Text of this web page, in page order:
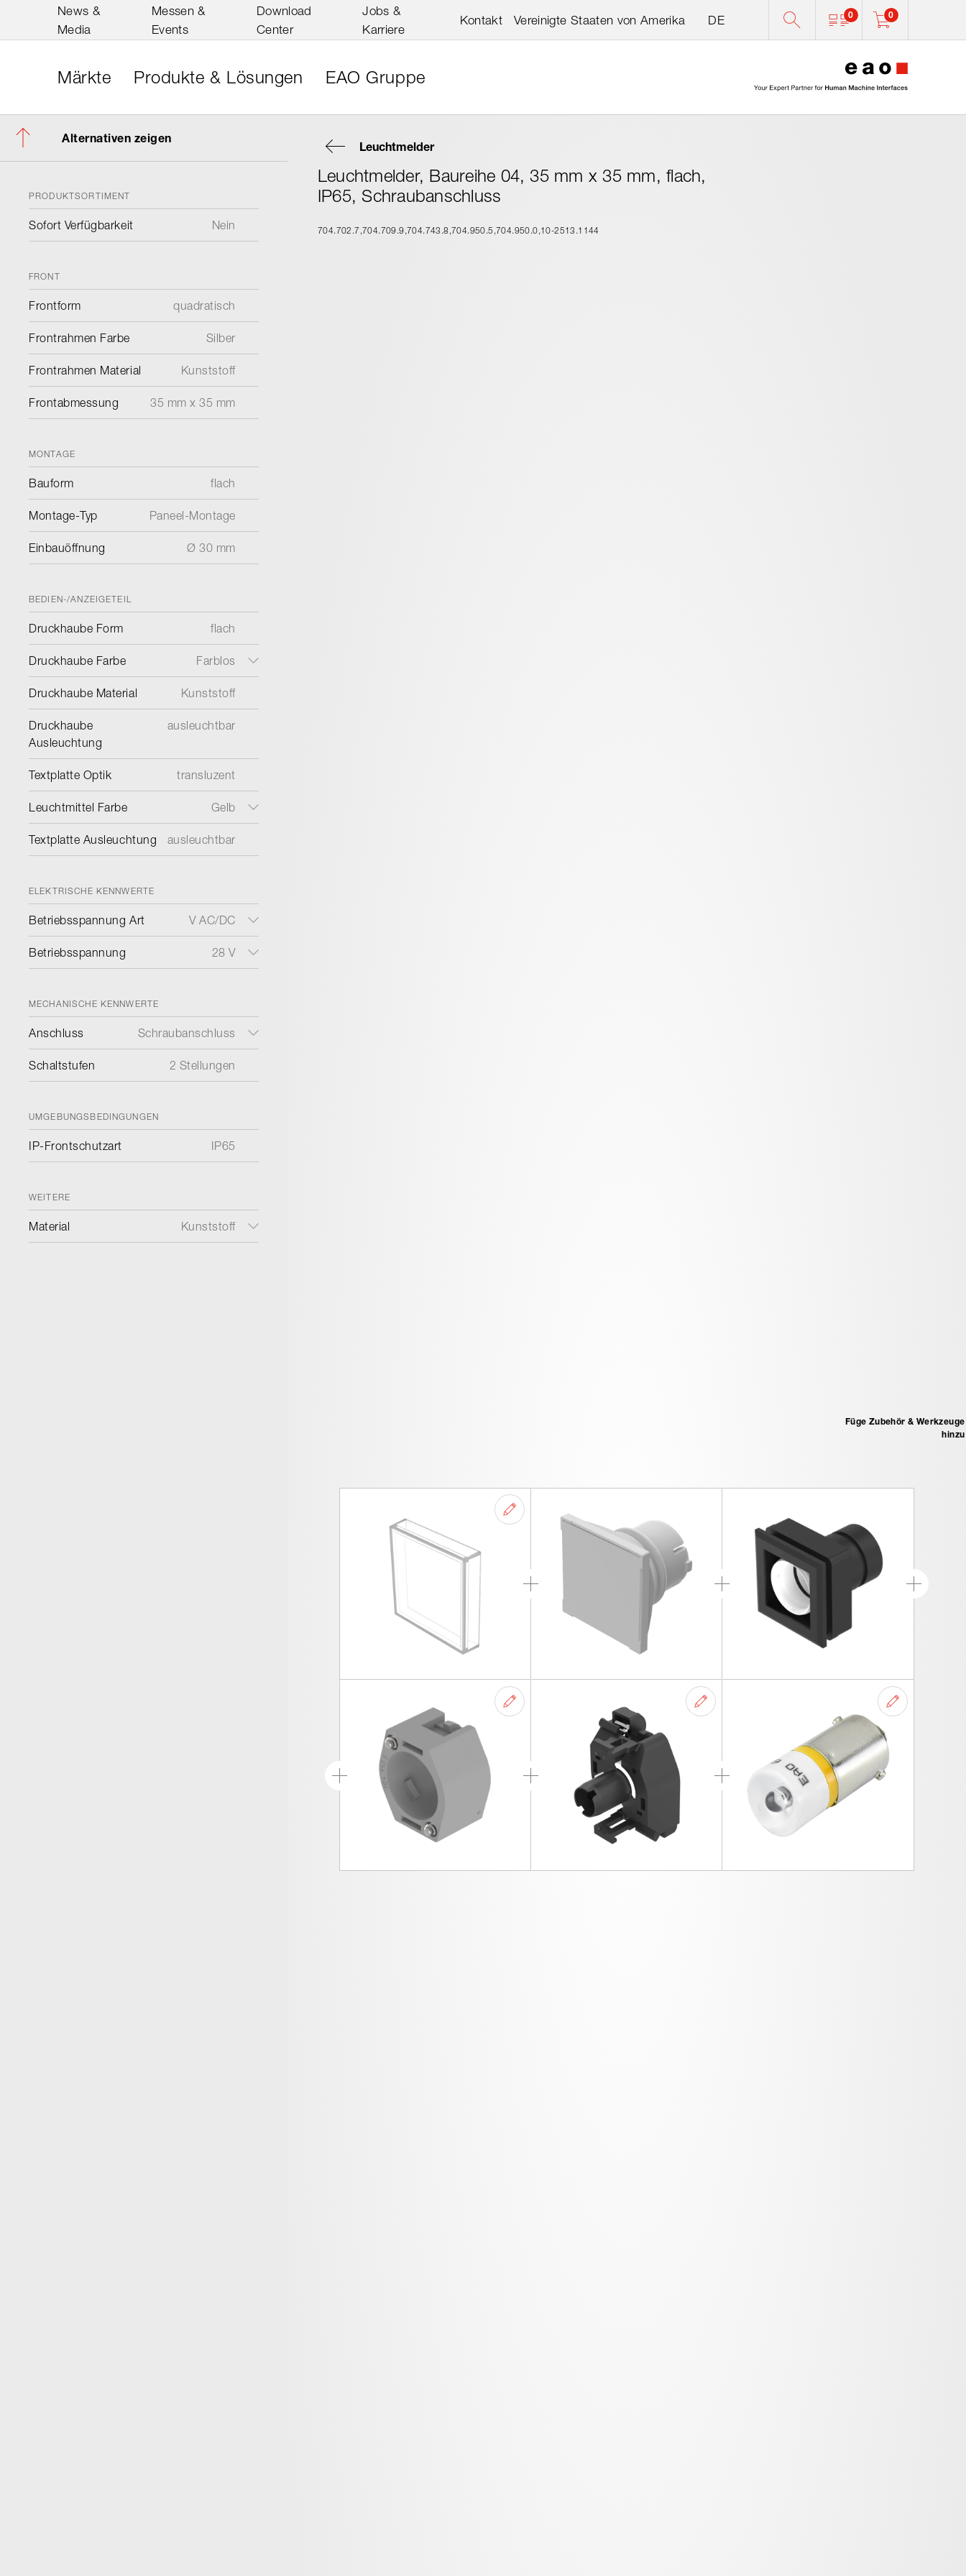
News &
Media
Messen &
Events
Download
Center
Jobs &
Karriere
Kontakt Vereinigte Staaten von Amerika DE 0 0
Märkte Produkte & Lösungen EAO Gruppe
Alternativen zeigen
PRODUKTSORTIMENT
Sofort Verfügbarkeit Nein
FRONT
Frontform quadratisch
Frontrahmen Farbe Silber
Frontrahmen Material Kunststoff
Frontabmessung 35 mm x 35 mm
MONTAGE
Bauform flach
Montage-Typ Paneel-Montage
Einbauöffnung Ø 30 mm
BEDIEN-/ANZEIGETEIL
Druckhaube Form flach
Druckhaube Farbe Farblos
Druckhaube Material Kunststoff
Druckhaube
Ausleuchtung
ausleuchtbar
Textplatte Optik transluzent
Leuchtmittel Farbe Gelb
Textplatte Ausleuchtung ausleuchtbar
ELEKTRISCHE KENNWERTE
Betriebsspannung Art V AC/DC
Betriebsspannung 28 V
MECHANISCHE KENNWERTE
Anschluss Schraubanschluss
Schaltstufen 2 Stellungen
UMGEBUNGSBEDINGUNGEN
IP-Frontschutzart IP65
WEITERE
Material Kunststoff
Leuchtmelder
Leuchtmelder, Baureihe 04, 35 mm x 35 mm, flach,
IP65, Schraubanschluss
704.702.7 704.709.9 704.743.8 704.950.5 704.950.0 10-2513.1144
Füge Zubehör & Werkzeuge
hinzu